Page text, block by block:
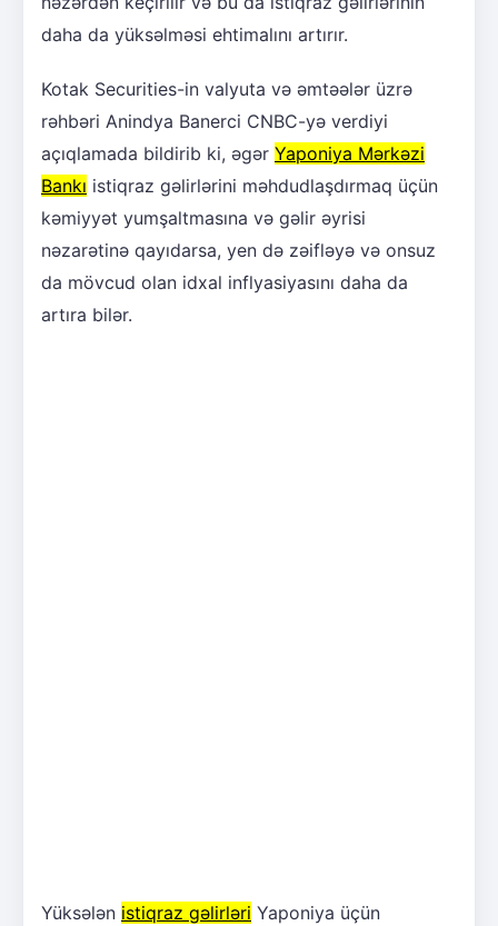
daha da yüksəlməsi ehtimalını artırır.
Kotak Securities-in valyuta və əmtəələr üzrə
rəhbəri Anindya Banerci CNBC-yə verdiyi
açıqlamada bildirib ki, əgər Yaponiya Mərkəzi
Bankı istiqraz gəlirlərini məhdudlaşdırmaq üçün
kəmiyyət yumşaltmasına və gəlir əyrisi
nəzarətinə qayıdarsa, yen də zəifləyə və onsuz
da mövcud olan idxal inflyasiyasını daha da
artıra bilər.
Yüksələn istiqraz gəlirləri Yaponiya üçün